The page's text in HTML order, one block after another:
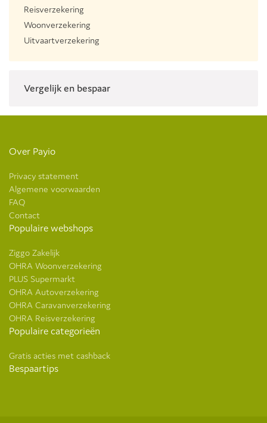
Reisverzekering
Woonverzekering
Uitvaartverzekering
Vergelijk en bespaar
Over Payio
Privacy statement
Algemene voorwaarden
FAQ
Contact
Populaire webshops
Ziggo Zakelijk
OHRA Woonverzekering
PLUS Supermarkt
OHRA Autoverzekering
OHRA Caravanverzekering
OHRA Reisverzekering
Populaire categorieën
Gratis acties met cashback
Bespaartips